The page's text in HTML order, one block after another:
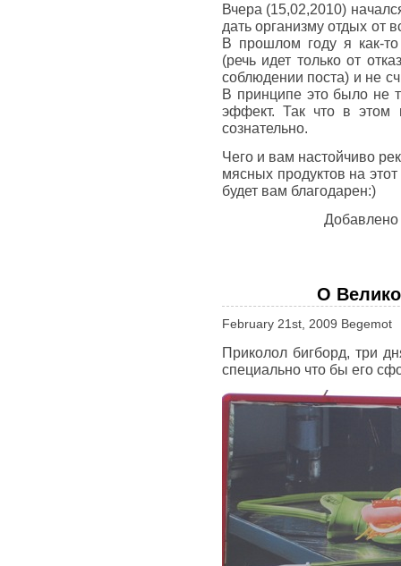
Вчера (15,02,2010)
дать организму отдых от
В прошлом году я как-
(речь идет только от
соблюдении поста) и не
В принципе это было не
эффект. Так что в этом
сознательно.
Чего и вам настойчиво
мясных продуктов на
будет вам благодарен:)
О
February 21st, 2009 Begemot
Приколол бигборд, три
специально что бы его